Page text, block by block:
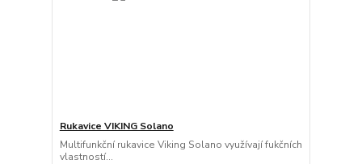
Rukavice VIKING Solano
Multifunkční rukavice Viking Solano využívají fukčních
vlastností...